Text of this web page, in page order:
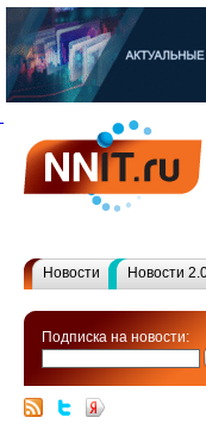
Новости Новости
Подписка на новости: